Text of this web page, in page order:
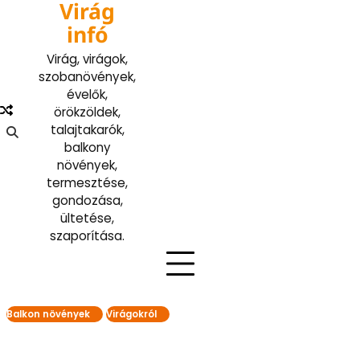
Virág
infó
Virág, virágok,
szobanövények,
évelők,
örökzöldek,
talajtakarók,
balkony
növények,
termesztése,
gondozása,
ültetése,
szaporítása.
Balkon növények Virágokról